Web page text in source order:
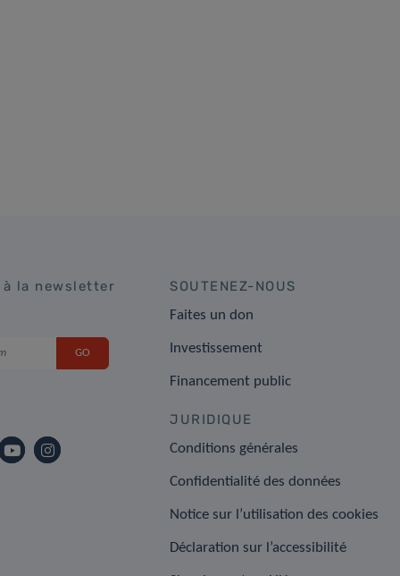
la newsletter SOUTENEZ-NOUS
Faites un don
Investissement
Financement public
JURIDIQUE
Conditions générales
Confidentialité des données
Notice sur l’utilisation des cookies
Déclaration sur l’accessibilité